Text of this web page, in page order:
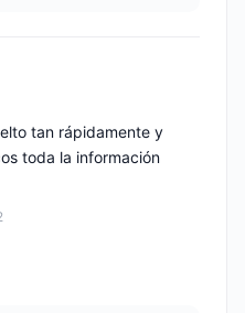
tan rápidamente y
toda la información